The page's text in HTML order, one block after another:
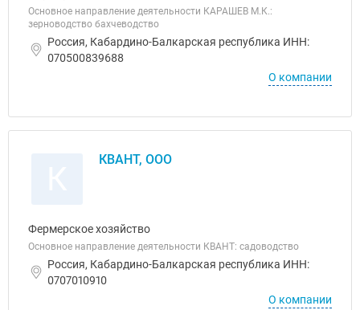
Основное направление деятельности КАРАШЕВ М.К.:
зерноводство бахчеводство
Россия, Кабардино-Балкарская республика ИНН:
070500839688
О компании
КВАНТ, ООО
Фермерское хозяйство
Основное направление деятельности КВАНТ: садоводство
Россия, Кабардино-Балкарская республика ИНН:
0707010910
О компании